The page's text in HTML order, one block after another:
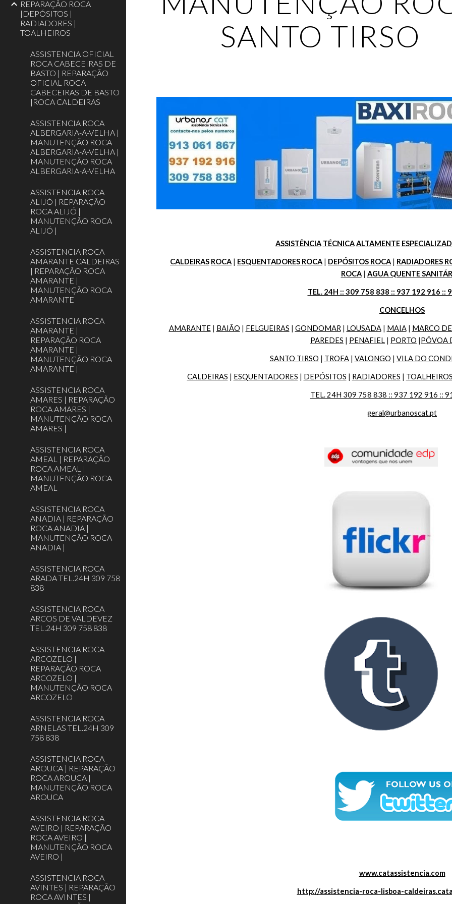
REPARAÇÃO ROCA
|DEPÓSITOS |
RADIADORES |
TOALHEIROS
ASSISTENCIA OFICIAL
ROCA CABECEIRAS DE
BASTO | REPARAÇÃO
OFICIAL ROCA
CABECEIRAS DE BASTO
|ROCA CALDEIRAS
ASSISTENCIA ROCA
ALBERGARIA-A-VELHA |
MANUTENÇÃO ROCA
ALBERGARIA-A-VELHA |
MANUTENÇÃO ROCA
ALBERGARIA-A-VELHA
ASSISTENCIA ROCA
ALIJÓ | REPARAÇÃO
ROCA ALIJÓ |
MANUTENÇÃO ROCA
ALIJÓ |
ASSISTENCIA ROCA
AMARANTE CALDEIRAS
| REPARAÇÃO ROCA
AMARANTE |
MANUTENÇÃO ROCA
AMARANTE
ASSISTENCIA ROCA
AMARANTE |
REPARAÇÃO ROCA
AMARANTE |
MANUTENÇÃO ROCA
AMARANTE |
ASSISTENCIA ROCA
AMARES | REPARAÇÃO
ROCA AMARES |
MANUTENÇÃO ROCA
AMARES |
ASSISTENCIA ROCA
AMEAL | REPARAÇÃO
ROCA AMEAL |
MANUTENÇÃO ROCA
AMEAL
ASSISTENCIA ROCA
ANADIA | REPARAÇÃO
ROCA ANADIA |
MANUTENÇÃO ROCA
ANADIA |
ASSISTENCIA ROCA
ARADA TEL.24H 309 758
838
ASSISTENCIA ROCA
ARCOS DE VALDEVEZ
TEL.24H 309 758 838
ASSISTENCIA ROCA
ARCOZELO |
REPARAÇÃO ROCA
ARCOZELO |
MANUTENÇÃO ROCA
ARCOZELO
ASSISTENCIA ROCA
ARNELAS TEL.24H 309
758 838
ASSISTENCIA ROCA
AROUCA | REPARAÇÃO
ROCA AROUCA |
MANUTENÇÃO ROCA
AROUCA
ASSISTENCIA ROCA
AVEIRO | REPARAÇÃO
ROCA AVEIRO |
MANUTENÇÃO ROCA
AVEIRO |
ASSISTENCIA ROCA
AVINTES | REPARAÇÃO
ROCA AVINTES |
SANTO TIRSO
ASSISTÊNCIA TÉCNICA ALTAMENTE
CALDEIRAS ROCA | ESQUENTADORES ROCA | DEPÓSITOS ROCA | RADIADORES
ROCA | AGUA QUENTE
TEL. 24H :: 309 758 838 :: 937 192 916 ::
CONCELHOS
AMARANTE | BAIÃO | FELGUEIRAS | GONDOMAR | LOUSADA | MAIA | MARCO
PAREDES | PENAFIEL | PORTO |PÓVOA
SANTO TIRSO | TROFA | VALONGO | VILA DO
CALDEIRAS | ESQUENTADORES | DEPÓSITOS | RADIADORES |
TEL. 24H 309 758 838 :: 937 192 916 ::
geral@urbanoscat.pt
www.catassistencia.com
http://assistencia-roca-lisboa-